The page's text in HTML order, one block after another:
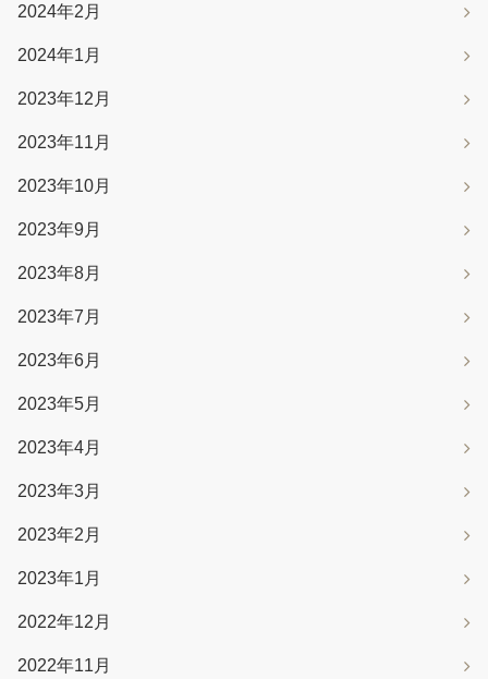
2024年2月
2024年1月
2023年12月
2023年11月
2023年10月
2023年9月
2023年8月
2023年7月
2023年6月
2023年5月
2023年4月
2023年3月
2023年2月
2023年1月
2022年12月
2022年11月